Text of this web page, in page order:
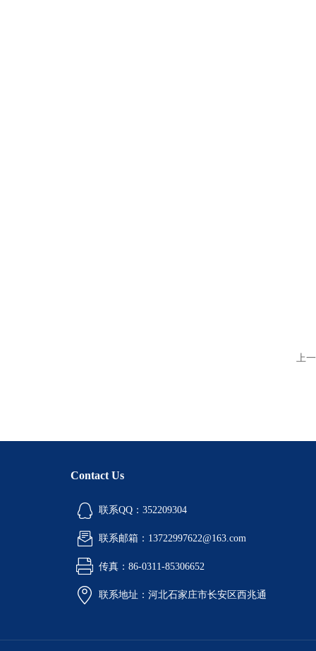
上
Contact Us
联系QQ：352209304
联系邮箱：13722997622@163.com
传真：86-0311-85306652
联系地址：河北石家庄市长安区西兆通